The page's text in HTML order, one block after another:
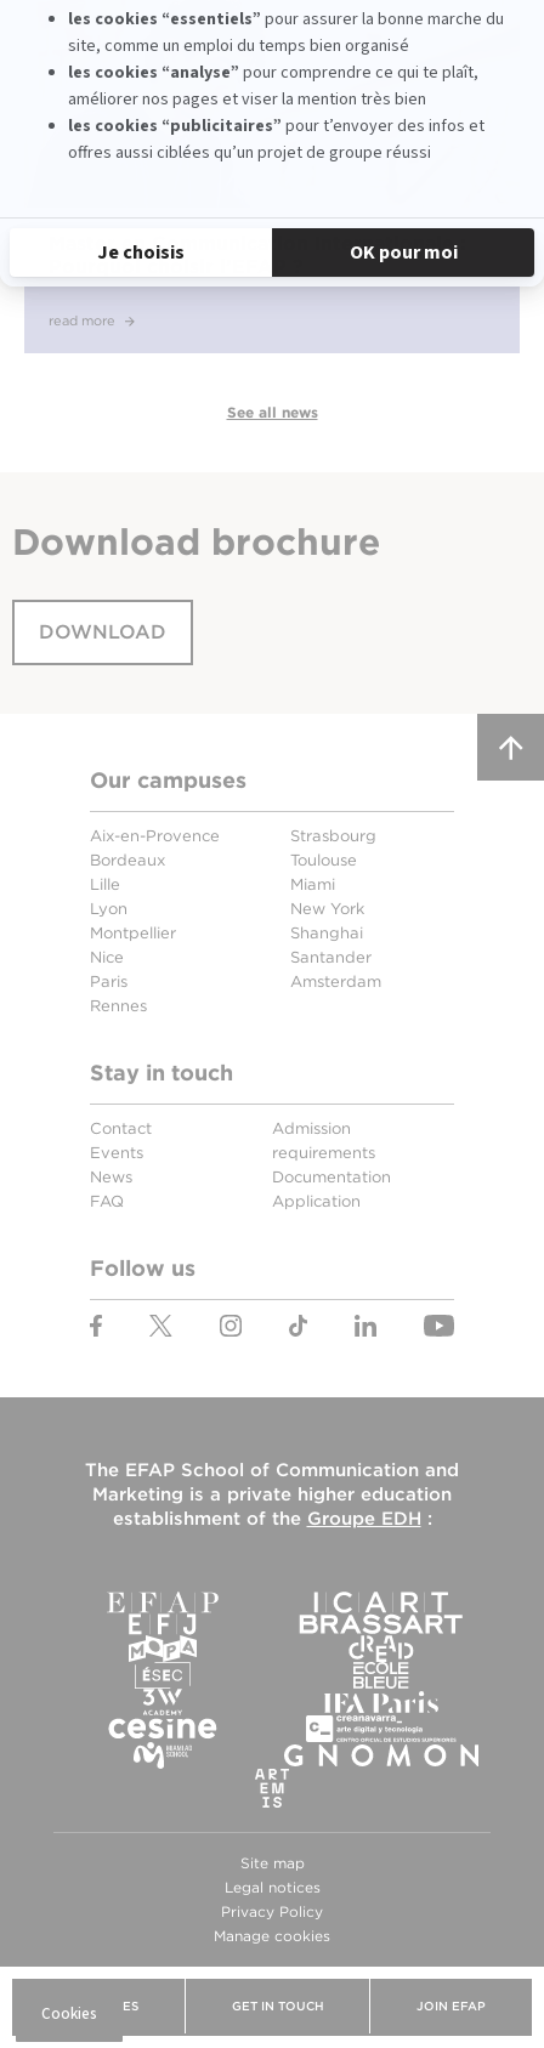
BROCHURES GET IN TOUCH JOIN EFAP
Master en Communication Internationale :
Pourquoi choisir l’EFAP ?
read more
See all news
Download brochure
DOWNLOAD
Our campuses
Aix-en-Provence
Bordeaux
Lille
Lyon
Montpellier
Nice
Paris
Rennes
Strasbourg
Toulouse
Miami
New York
Shanghai
Santander
Amsterdam
Stay in touch
Contact
Events
News
FAQ
Admission
requirements
Documentation
Application
Follow us
The EFAP School of Communication and
Marketing is a private higher education
establishment of the Groupe EDH :
Site map
Legal notices
Privacy Policy
Manage cookies